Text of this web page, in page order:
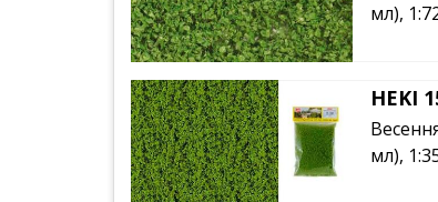
мл),
HEKI
мл),